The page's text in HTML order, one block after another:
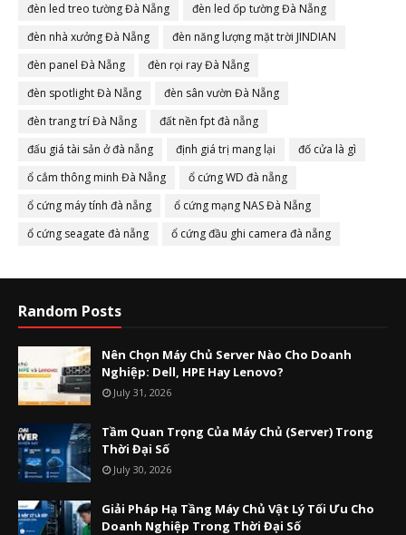
đèn led treo tường Đà Nẵng
đèn led ốp tường Đà Nẵng
đèn nhà xưởng Đà Nẵng
đèn năng lượng mặt trời JINDIAN
đèn panel Đà Nẵng
đèn rọi ray Đà Nẵng
đèn spotlight Đà Nẵng
đèn sân vườn Đà Nẵng
đèn trang trí Đà Nẵng
đất nền fpt đà nẵng
đấu giá tài sản ở đà nẵng
định giá trị mang lại
đố cửa là gì
ổ cắm thông minh Đà Nẵng
ổ cứng WD đà nẵng
ổ cứng máy tính đà nẵng
ổ cứng mạng NAS Đà Nẵng
ổ cứng seagate đà nẵng
ổ cứng đầu ghi camera đà nẵng
Random Posts
Nên Chọn Máy Chủ Server Nào Cho Doanh
Nghiệp: Dell, HPE Hay Lenovo?
July 31, 2026
Tầm Quan Trọng Của Máy Chủ (Server) Trong
Thời Đại Số
July 30, 2026
Giải Pháp Hạ Tầng Máy Chủ Vật Lý Tối Ưu Cho
Doanh Nghiệp Trong Thời Đại Số